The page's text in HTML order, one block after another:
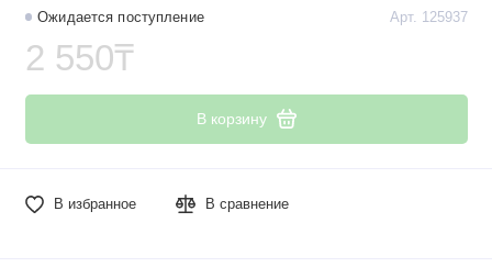
Ожидается поступление Арт. 125937
2 550₸
В корзину
В избранное В сравнение